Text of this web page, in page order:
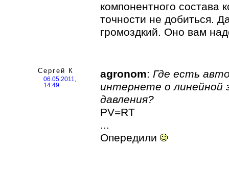
компонентного состава
точности не добиться.
громоздкий. Оно вам
Сергей К
06.05.2011,
14:49
agronom: Где есть
интернете о линейной
давления?
PV=RT
...
Опередили